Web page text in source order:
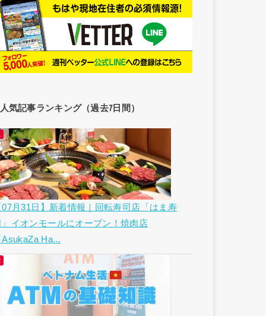
人気記事ランキング（過去7日間）
07月31日】新着情報｜回転寿司店「はま寿
」イオンモールにオープン！焼肉店
AsukaZa Ha...